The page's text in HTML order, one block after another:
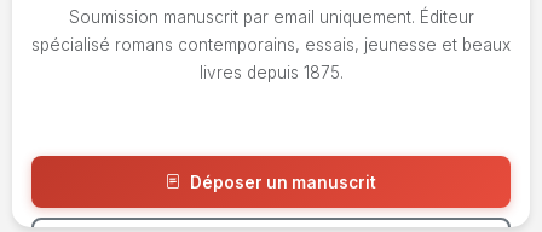
Soumission manuscrit par email uniquement. Éditeur
spécialisé romans contemporains, essais, jeunesse et beaux
livres depuis 1875.
Déposer un manuscrit